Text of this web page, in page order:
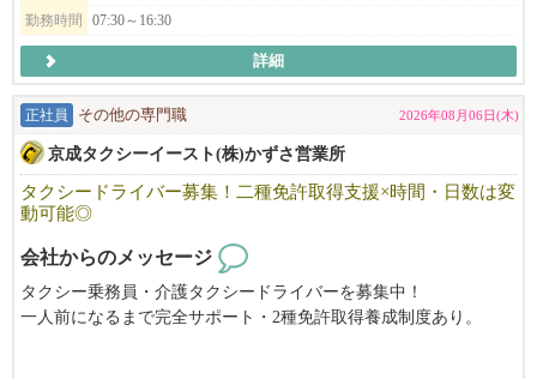
勤務時間
07:30～16:30
詳細
正社員 その他の専門職 2026年08月06日(木)
京成タクシーイースト(株)かずさ営業所
タクシードライバー募集！二種免許取得支援×時間・日数は変
動可能◎
会社からのメッセージ
タクシー乗務員・介護タクシードライバーを募集中！
一人前になるまで完全サポート・2種免許取得養成制度あり。